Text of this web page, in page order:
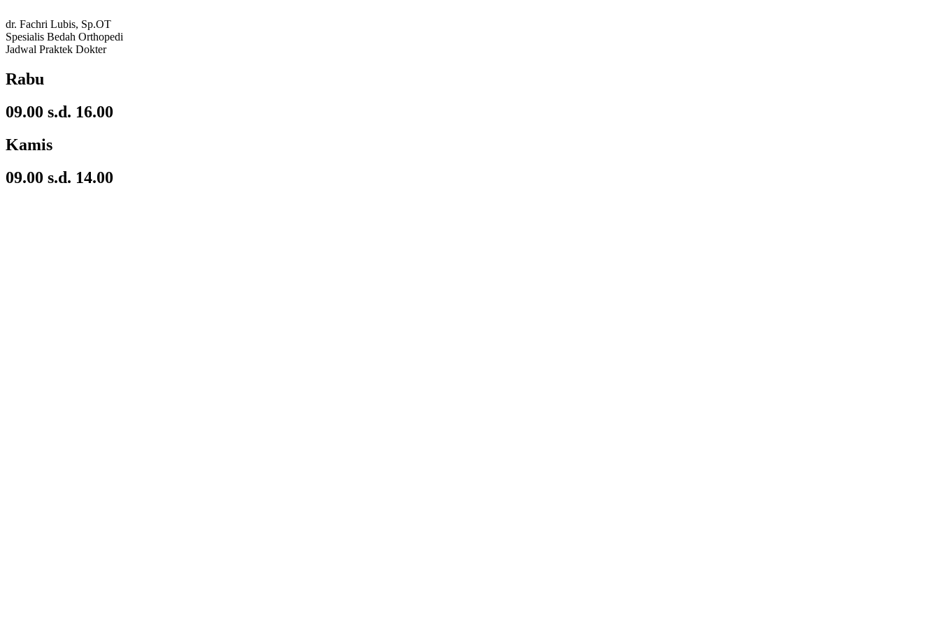
dr. Fachri Lubis, Sp.OT
Spesialis Bedah Orthopedi
Jadwal Praktek Dokter
Rabu
09.00 s.d. 16.00
Kamis
09.00 s.d. 14.00